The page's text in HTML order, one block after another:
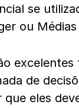
se
ou
de
eles